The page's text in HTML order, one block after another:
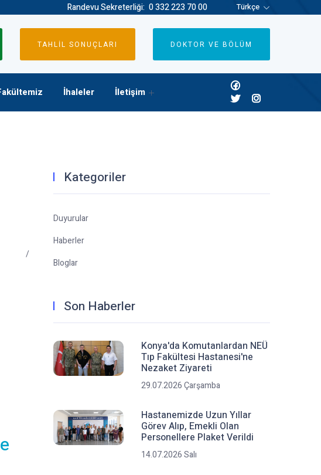
Randevu Sekreterliği: 0 332 223 70 00 Türkçe
TAHLİL SONUÇLARI DOKTOR VE BÖLÜM
İhaleler İletişim
Kategoriler
Duyurular
Haberler
Bloglar
Son Haberler
Konya'da Komutanlardan NEÜ
Tıp Fakültesi Hastanesi'ne
Nezaket Ziyareti
29.07.2026 Çarşamba
Hastanemizde Uzun Yıllar
Görev Alıp, Emekli Olan
Personellere Plaket Verildi
14.07.2026 Salı